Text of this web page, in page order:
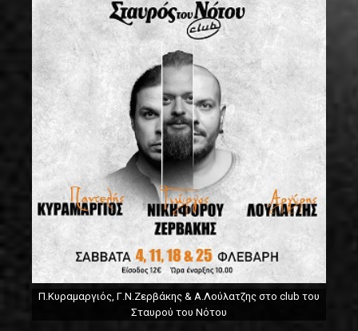
Π.Κυραμαργιός, Γ.Ν.Ζερβάκης & Α.Λούλατζης στο club του
Σταυρού του Νότου